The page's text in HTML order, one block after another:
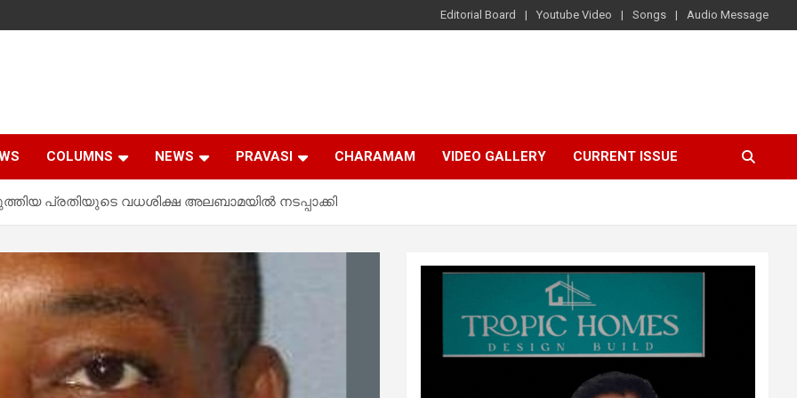
Editorial Board Youtube Video Songs Audio Message
COLUMNS NEWS PRAVASI CHARAMAM VIDEO GALLERY CURRENT ISSUE
പ്രതിയുടെ വധശിക്ഷ അലബാമയിൽ നടപ്പാക്കി